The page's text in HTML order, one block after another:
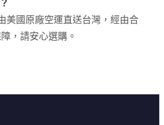
美國原廠空運直送台灣，經由合
，請安心選購。